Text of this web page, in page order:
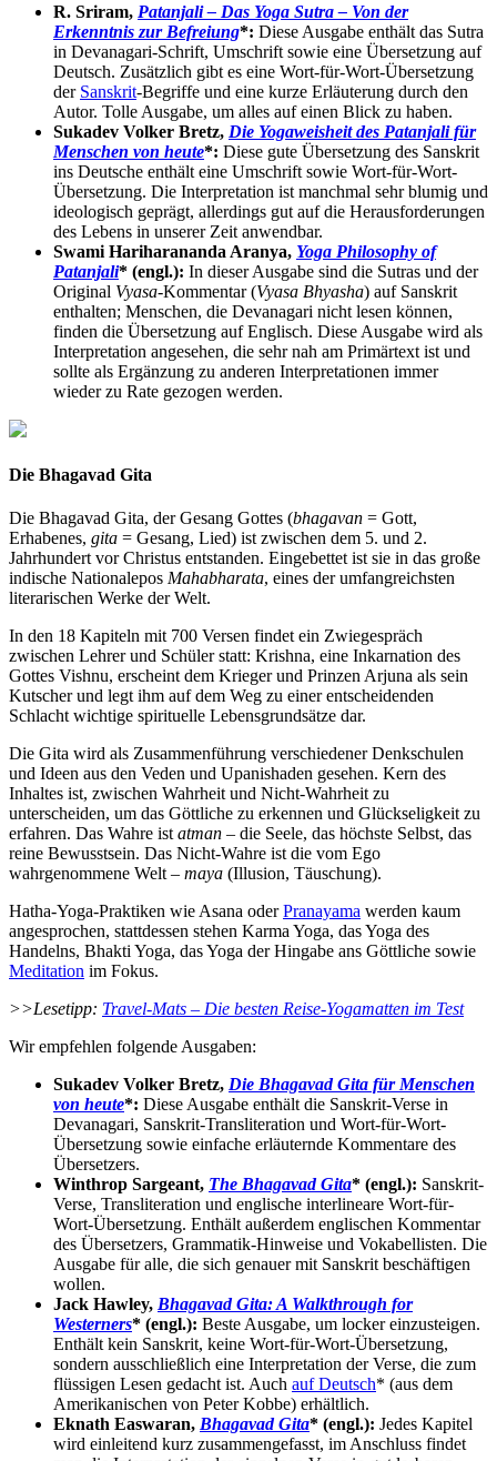
R. Sriram, Patanjali – Das Yoga Sutra – Von der
Erkenntnis zur Befreiung*: Diese Ausgabe enthält das Sutra
in Devanagari-Schrift, Umschrift sowie eine Übersetzung auf
Deutsch. Zusätzlich gibt es eine Wort-für-Wort-Übersetzung
der Sanskrit-Begriffe und eine kurze Erläuterung durch den
Autor. Tolle Ausgabe, um alles auf einen Blick zu haben.
Sukadev Volker Bretz, Die Yogaweisheit des Patanjali für
Menschen von heute*: Diese gute Übersetzung des Sanskrit
ins Deutsche enthält eine Umschrift sowie Wort-für-Wort-
Übersetzung. Die Interpretation ist manchmal sehr blumig und
ideologisch geprägt, allerdings gut auf die Herausforderungen
des Lebens in unserer Zeit anwendbar.
Swami Hariharananda Aranya, Yoga Philosophy of
Patanjali* (engl.): In dieser Ausgabe sind die Sutras und der
Original Vyasa-Kommentar (Vyasa Bhyasha) auf Sanskrit
enthalten; Menschen, die Devanagari nicht lesen können,
finden die Übersetzung auf Englisch. Diese Ausgabe wird als
Interpretation angesehen, die sehr nah am Primärtext ist und
sollte als Ergänzung zu anderen Interpretationen immer
wieder zu Rate gezogen werden.
Die Bhagavad Gita
Die Bhagavad Gita, der Gesang Gottes (bhagavan = Gott,
Erhabenes, gita = Gesang, Lied) ist zwischen dem 5. und 2.
Jahrhundert vor Christus entstanden. Eingebettet ist sie in das große
indische Nationalepos Mahabharata, eines der umfangreichsten
literarischen Werke der Welt.
In den 18 Kapiteln mit 700 Versen findet ein Zwiegespräch
zwischen Lehrer und Schüler statt: Krishna, eine Inkarnation des
Gottes Vishnu, erscheint dem Krieger und Prinzen Arjuna als sein
Kutscher und legt ihm auf dem Weg zu einer entscheidenden
Schlacht wichtige spirituelle Lebensgrundsätze dar.
Die Gita wird als Zusammenführung verschiedener Denkschulen
und Ideen aus den Veden und Upanishaden gesehen. Kern des
Inhaltes ist, zwischen Wahrheit und Nicht-Wahrheit zu
unterscheiden, um das Göttliche zu erkennen und Glückseligkeit zu
erfahren. Das Wahre ist atman – die Seele, das höchste Selbst, das
reine Bewusstsein. Das Nicht-Wahre ist die vom Ego
wahrgenommene Welt – maya (Illusion, Täuschung).
Hatha-Yoga-Praktiken wie Asana oderPranayama werden kaum
angesprochen, stattdessen stehen Karma Yoga, das Yoga des
Handelns, Bhakti Yoga, das Yoga der Hingabe ans Göttliche sowie
Meditation im Fokus.
>>Lesetipp: Travel-Mats – Die besten Reise-Yogamatten im Test
Wir empfehlen folgende Ausgaben:
Sukadev Volker Bretz, Die Bhagavad Gita für Menschen
von heute*: Diese Ausgabe enthält die Sanskrit-Verse in
Devanagari, Sanskrit-Transliteration und Wort-für-Wort-
Übersetzung sowie einfache erläuternde Kommentare des
Übersetzers.
Winthrop Sargeant, The Bhagavad Gita* (engl.): Sanskrit-
Verse, Transliteration und englische interlineare Wort-für-
Wort-Übersetzung. Enthält außerdem englischen Kommentar
des Übersetzers, Grammatik-Hinweise und Vokabellisten. Die
Ausgabe für alle, die sich genauer mit Sanskrit beschäftigen
wollen.
Jack Hawley, Bhagavad Gita: A Walkthrough for
Westerners* (engl.): Beste Ausgabe, um locker einzusteigen.
Enthält kein Sanskrit, keine Wort-für-Wort-Übersetzung,
sondern ausschließlich eine Interpretation der Verse, die zum
flüssigen Lesen gedacht ist. Auch auf Deutsch* (aus dem
Amerikanischen von Peter Kobbe) erhältlich.
Eknath Easwaran, Bhagavad Gita* (engl.): Jedes Kapitel
wird einleitend kurz zusammengefasst, im Anschluss findet